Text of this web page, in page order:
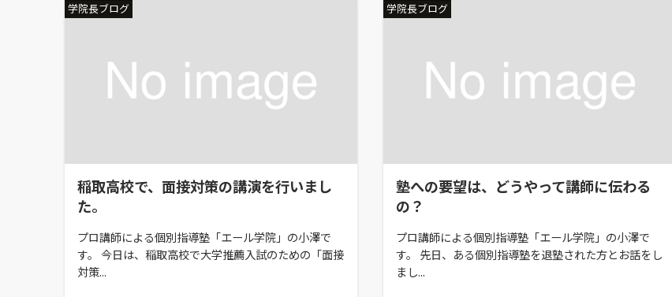
学院長ブログ
稲取高校で、面接対策の講演を行いまし
た。
プロ講師による個別指導塾「エール学院」の小澤で
す。 今日は、稲取高校で大学推薦入試のための「面接
対策...
学院長ブログ
塾への要望は、どうやって講師に伝わる
の？
プロ講師による個別指導塾「エール学院」の小澤で
す。 先日、ある個別指導塾を退塾された方とお話をし
まし...